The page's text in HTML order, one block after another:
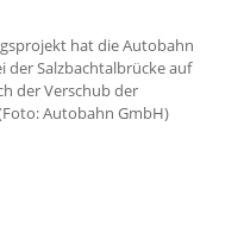
hat die Autobahn
der Salzbachtalbrücke auf
der Verschub der
Autobahn GmbH)